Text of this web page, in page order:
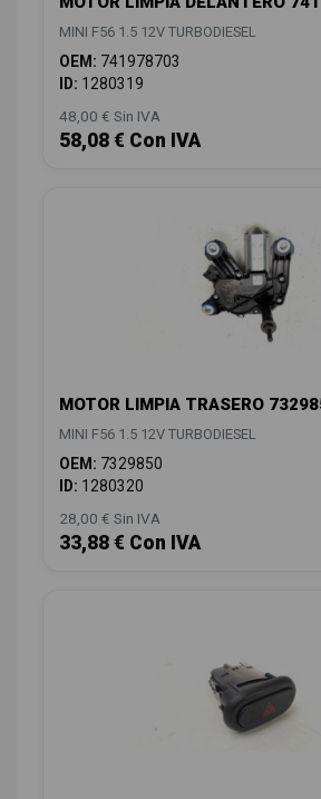
MINI F56 1.5 12V TURBODIESEL
OEM: 741978703
ID: 1280319
48,00 € Sin IVA
58,08 € Con IVA
MOTOR LIMPIA TRASERO
MINI F56 1.5 12V TURBODIESEL
OEM: 7329850
ID: 1280320
28,00 € Sin IVA
33,88 € Con IVA